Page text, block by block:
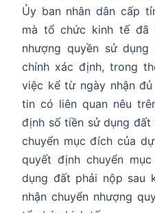
Ủy ban nhân dân cấp
mà tổ chức kinh tế đã
nhượng quyền sử
chính xác định, trong
việc kể từ ngày nhận
tin có liên quan nêu
định số tiền sử dụng
chuyển mục đích của
quyết định chuyển
dụng đất phải nộp
nhận chuyển nhượng